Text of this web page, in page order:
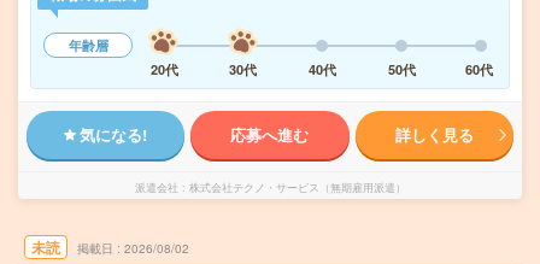
年齢層
20代
30代 40代 50代 60代
気になる! 応募へ進む 詳しく見る
派遣会社 株式会社テクノ・サービス（無期雇用派遣）
未読 掲載日 2026/08/02